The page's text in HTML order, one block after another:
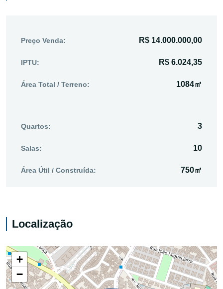
Preço Venda: R$ 14.000.000,00
IPTU: R$ 6.024,35
Área Total / Terreno: 1084㎡
Quartos: 3
Salas: 10
Área Útil / Construída: 750㎡
Localização
+
−